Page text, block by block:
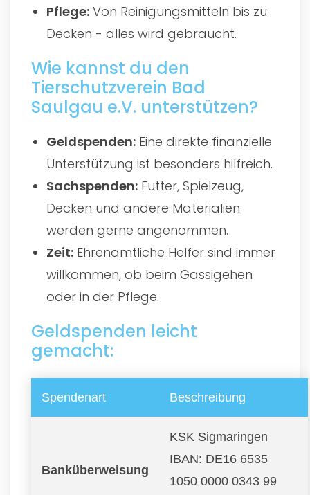
Pflege: Von Reinigungsmitteln bis zu
Decken - alles wird gebraucht.
Wie kannst du den
Tierschutzverein Bad
Saulgau e.V. unterstützen?
Geldspenden: Eine direkte finanzielle
Unterstützung ist besonders hilfreich.
Sachspenden: Futter, Spielzeug,
Decken und andere Materialien
werden gerne angenommen.
Zeit: Ehrenamtliche Helfer sind immer
willkommen, ob beim Gassigehen
oder in der Pflege.
Geldspenden leicht
gemacht:
Spendenart Beschreibung
Banküberweisung
KSK Sigmaringen
IBAN: DE16 6535
1050 0000 0343 99